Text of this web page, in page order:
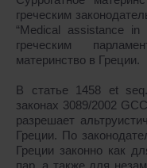
греческим
“Medical assistance
греческим
материнство в Греции.
В статье 1458 et
законах 3089/2002
разрешает
Греции. По
Греции законно как
пар, а также для